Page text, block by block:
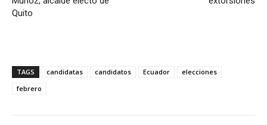
Quito
TAGS candidatas candidatos Ecuador
elecciones
febrero